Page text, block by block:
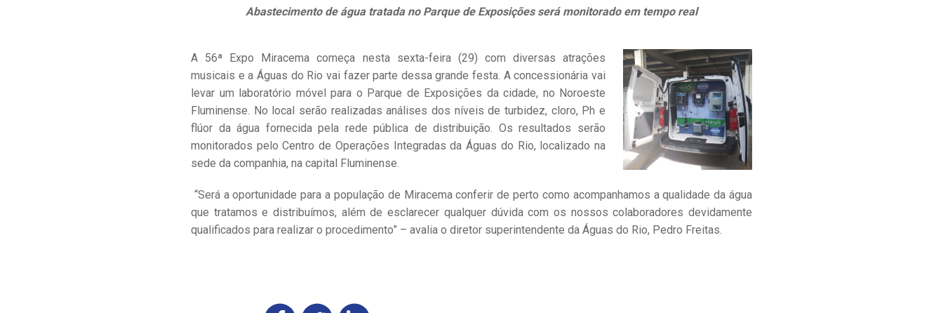
Abastecimento de água tratada no Parque de Exposições será monitorado em tempo real
A 56ª Expo Miracema começa nesta sexta-feira (29) com diversas atrações
musicais e a Águas do Rio vai fazer parte dessa grande festa. A concessionária vai
levar um laboratório móvel para o Parque de Exposições da cidade, no Noroeste
Fluminense. No local serão realizadas análises dos níveis de turbidez, cloro, Ph e
flúor da água fornecida pela rede pública de distribuição. Os resultados serão
monitorados pelo Centro de Operações Integradas da Águas do Rio, localizado na
sede da companhia, na capital Fluminense.
“Será a oportunidade para a população de Miracema conferir de perto como acompanhamos a qualidade da água
que tratamos e distribuímos, além de esclarecer qualquer dúvida com os nossos colaboradores devidamente
qualificados para realizar o procedimento” – avalia o diretor superintendente da Águas do Rio, Pedro Freitas.